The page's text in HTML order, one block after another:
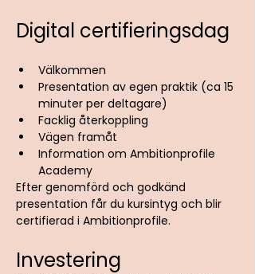
Digital certifieringsdag
Välkommen
Presentation av egen praktik (ca 15
minuter per deltagare)
Facklig återkoppling
Vägen framåt
Information om Ambitionprofile
Academy
Efter genomförd och godkänd
presentation får du kursintyg och blir
certifierad i Ambitionprofile.
Investering